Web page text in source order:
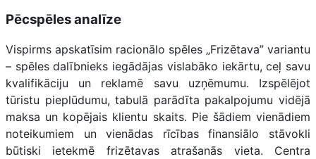
Pēcspēles analīze
Vispirms apskatīsim racionālo spēles „Frizētava” variantu
– spēles dalībnieks iegādājas vislabāko iekārtu, ceļ savu
kvalifikāciju un reklamē savu uzņēmumu. Izspēlējot
tūristu pieplūdumu, tabulā parādīta pakalpojumu vidējā
maksa un kopējais klientu skaits. Pie šādiem vienādiem
noteikumiem un vienādas rīcības finansiālo stāvokli
būtiski ietekmē frizētavas atrašanās vieta. Centra